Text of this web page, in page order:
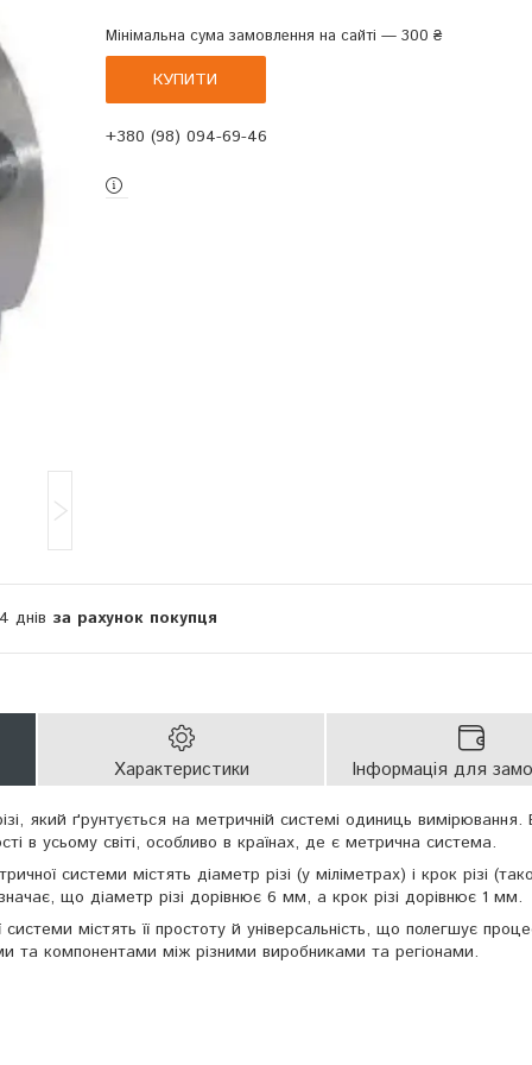
Мінімальна сума замовлення на сайті — 300 ₴
КУПИТИ
+380 (98) 094-69-46
днів за рахунок покупця
Характеристики Інформація для
який ґрунтується на метричній системі одиниць вимірювання.
в усьому світі, особливо в країнах, де є метрична система.
системи містять діаметр різі (у міліметрах) і крок різі
що діаметр різі дорівнює 6 мм, а крок різі дорівнює 1 мм.
системи містять її простоту й універсальність, що полегшує
та компонентами між різними виробниками та регіонами.